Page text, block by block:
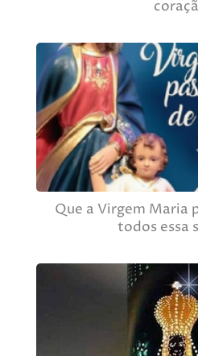
Que a Virgem Maria
todos essa